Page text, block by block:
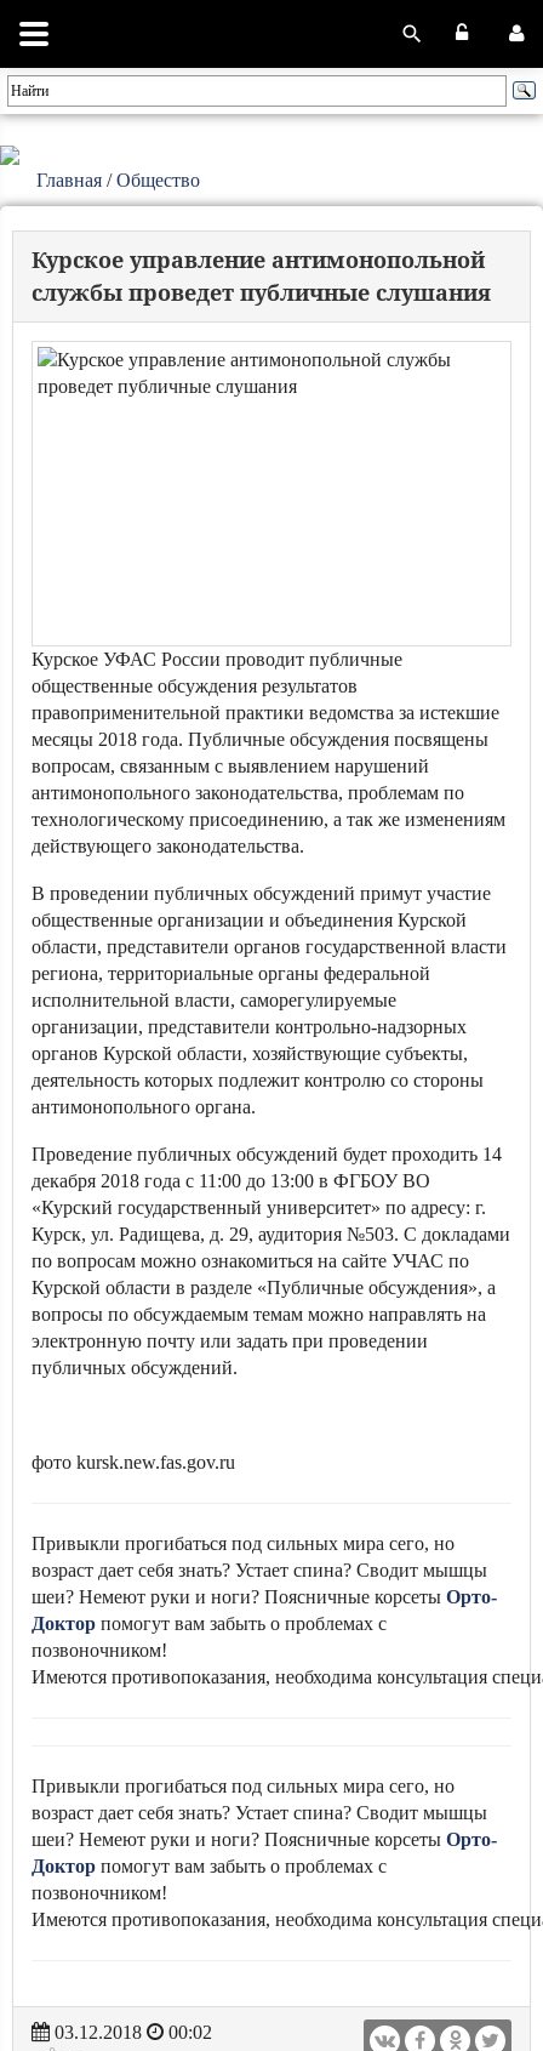
Главная /Общество
Курское управление антимонопольной
службы проведет публичные слушания
Курское УФАС России проводит публичные
общественные обсуждения результатов
правоприменительной практики ведомства за истекшие
месяцы 2018 года. Публичные обсуждения посвящены
вопросам, связанным с выявлением нарушений
антимонопольного законодательства, проблемам по
технологическому присоединению, а так же изменениям
действующего законодательства.
В проведении публичных обсуждений примут участие
общественные организации и объединения Курской
области, представители органов государственной власти
региона, территориальные органы федеральной
исполнительной власти, саморегулируемые
организации, представители контрольно-надзорных
органов Курской области, хозяйствующие субъекты,
деятельность которых подлежит контролю со стороны
антимонопольного органа.
Проведение публичных обсуждений будет проходить 14
декабря 2018 года с 11:00 до 13:00 в ФГБОУ ВО
«Курский государственный университет» по адресу: г.
Курск, ул. Радищева, д. 29, аудитория №503. С докладами
по вопросам можно ознакомиться на сайте УЧАС по
Курской области в разделе «Публичные обсуждения», а
вопросы по обсуждаемым темам можно направлять на
электронную почту или задать при проведении
публичных обсуждений.
фото kursk.new.fas.gov.ru
Привыкли прогибаться под сильных мира сего, но
возраст дает себя знать? Устает спина? Сводит мышцы
шеи? Немеют руки и ноги? Поясничные корсеты Орто-
Доктор помогут вам забыть о проблемах с
позвоночником!
Имеются противопоказания, необходима консультация
Привыкли прогибаться под сильных мира сего, но
возраст дает себя знать? Устает спина? Сводит мышцы
шеи? Немеют руки и ноги? Поясничные корсеты Орто-
Доктор помогут вам забыть о проблемах с
позвоночником!
Имеются противопоказания, необходима консультация
03.12.2018
00:02